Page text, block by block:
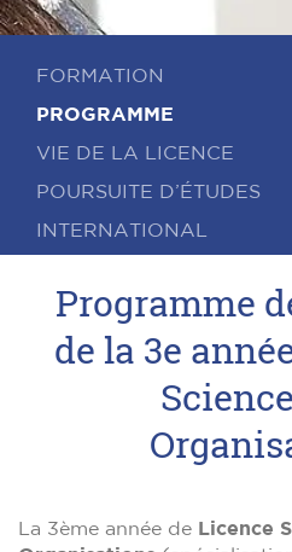
FORMATION
PROGRAMME
VIE DE LA LICENCE
POURSUITE D’ÉTUDES
INTERNATIONAL
Programme
de la 3e
La 3ème année de Licence